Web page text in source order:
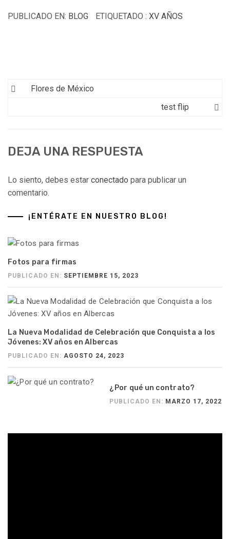
PUBLICADO EN: BLOG ETIQUETADO : XV AÑOS
Flores de México
test flip
DEJA UNA RESPUESTA
Lo siento, debes estar conectado para publicar un
comentario.
¡ENTÉRATE EN NUESTRO BLOG!
Fotos para firmas
PUBLICADO EN: SEPTIEMBRE 15, 2023
La Nueva Modalidad de Celebración que Conquista a los
Jóvenes: XV años en Albercas
PUBLICADO EN: AGOSTO 24, 2023
¿Por qué un contrato?
PUBLICADO EN: MARZO 17, 2022